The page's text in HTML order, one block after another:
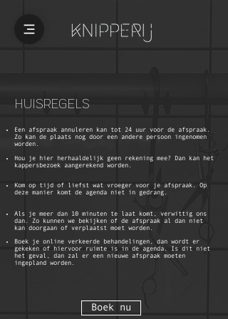
HUISREGELS
Een afspraak annuleren kan tot 24 uur voor de afspraak.
Zo kan de plaats nog door een andere persoon ingenomen
worden.
Hou je hier herhaaldelijk geen rekening mee? Dan kan het
kappersbezoek aangerekend worden.
Kom op tijd of liefst wat vroeger voor je afspraak. Op
deze manier komt de agenda niet in gedrang.
Als je meer dan 10 minuten te laat komt, verwittig ons
dan. Zo kunnen we bekijken of de afspraak al dan niet
kan doorgaan of verplaatst moet worden.
Boek je online verkeerde behandelingen, dan wordt er
gekeken of hiervoor ruimte is in de agenda. Is dit niet
het geval, dan zal er een nieuwe afspraak moeten
ingepland worden.
Boek nu